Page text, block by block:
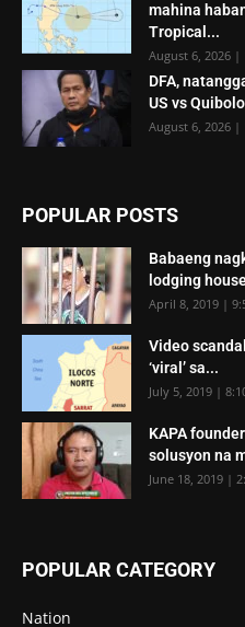
mahina
Tropical...
August 6, 2026 |
DFA,
US vs
August 6, 2026 |
POPULAR POSTS
Babaeng
lodging
April 8, 2019 |
Video
‘viral’ sa...
July 5, 2019 |
KAPA
solusyon na
June 18, 2019 |
POPULAR CATEGORY
Nation